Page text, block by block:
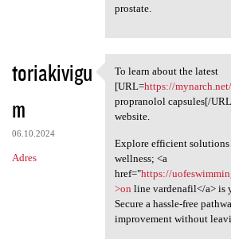
prostate.
toriakivigu
m
06.10.2024
Adres
To learn about the
To learn about the latest
[URL=https://
propranolol capsules[/
website.
Explore efficient solutions
wellness; <a
href="https://
>on line vardenafil</a> is
Secure a hassle-free
improvement without